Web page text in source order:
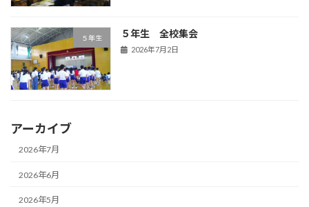
５年生 ５年生 全校集会
2026年7月2日
アーカイブ
2026年7月
2026年6月
2026年5月